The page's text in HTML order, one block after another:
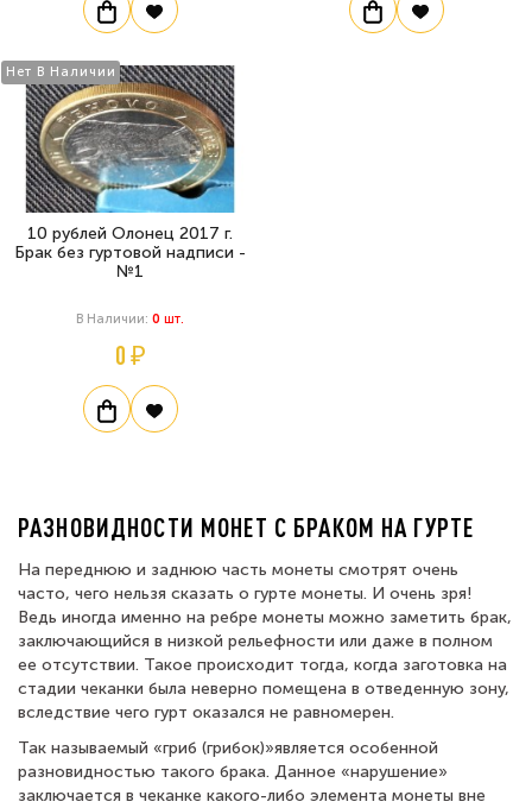
Нет В Наличии
10 рублей Олонец 2017 г.
Брак без гуртовой надписи -
№1
В Наличии: 0 Шт.
0 ₽
РАЗНОВИДНОСТИ МОНЕТ С БРАКОМ НА ГУРТЕ
На переднюю и заднюю часть монеты смотрят очень
часто, чего нельзя сказать о гурте монеты. И очень зря!
Ведь иногда именно на ребре монеты можно заметить брак,
заключающийся в низкой рельефности или даже в полном
ее отсутствии. Такое происходит тогда, когда заготовка на
стадии чеканки была неверно помещена в отведенную зону,
вследствие чего гурт оказался не равномерен.
Так называемый «гриб (грибок)»является особенной
разновидностью такого брака. Данное «нарушение»
заключается в чеканке какого-либо элемента монеты вне